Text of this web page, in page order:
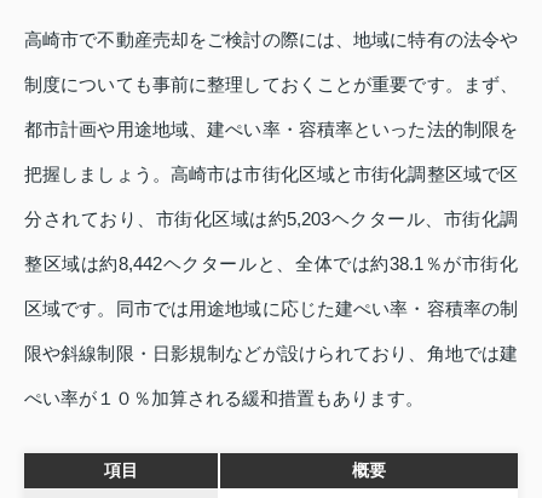
高崎市で不動産売却をご検討の際には、地域に特有の法令や
制度についても事前に整理しておくことが重要です。まず、
都市計画や用途地域、建ぺい率・容積率といった法的制限を
把握しましょう。高崎市は市街化区域と市街化調整区域で区
分されており、市街化区域は約5,203ヘクタール、市街化調
整区域は約8,442ヘクタールと、全体では約38.1％が市街化
区域です。同市では用途地域に応じた建ぺい率・容積率の制
限や斜線制限・日影規制などが設けられており、角地では建
ぺい率が１０％加算される緩和措置もあります。
項目 概要